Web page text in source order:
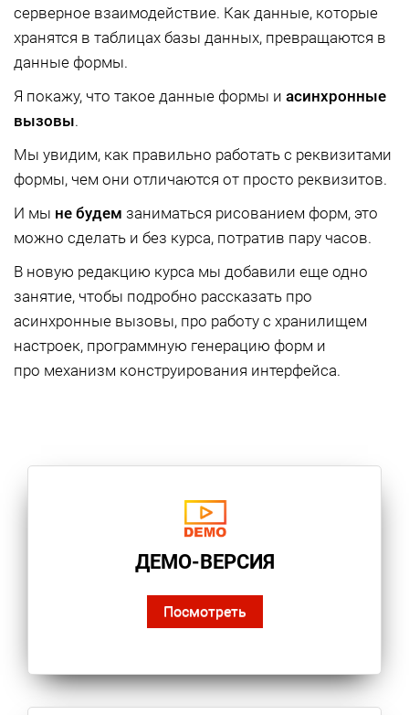
серверное взаимодействие. Как данные, которые
хранятся в таблицах базы данных, превращаются в
данные формы.
Я покажу, что такое данные формы и асинхронные
вызовы.
Мы увидим, как правильно работать с реквизитами
формы, чем они отличаются от просто реквизитов.
И мы не будем заниматься рисованием форм, это
можно сделать и без курса, потратив пару часов.
В новую редакцию курса мы добавили еще одно
занятие, чтобы подробно рассказать про
асинхронные вызовы, про работу с хранилищем
настроек, программную генерацию форм и
про механизм конструирования интерфейса.
ДЕМО-ВЕРСИЯ
Посмотреть